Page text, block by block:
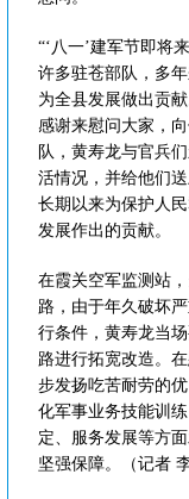
“‘八一’建军节即将
许多驻苍部队，多
为全县发展做出贡
感谢来慰问大家，
队，黄寿龙与官兵
活情况，并给他们
长期以来为保护人
发展作出的贡献。
在霞关空军监测站
路，由于年久破坏
行条件，黄寿龙当
路进行拓宽改造。
步发扬吃苦耐劳的
化军事业务技能训
定、服务发展等方
坚强保障。（记者